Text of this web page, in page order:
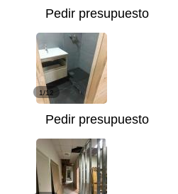
Pedir presupuesto
1/12
Pedir presupuesto